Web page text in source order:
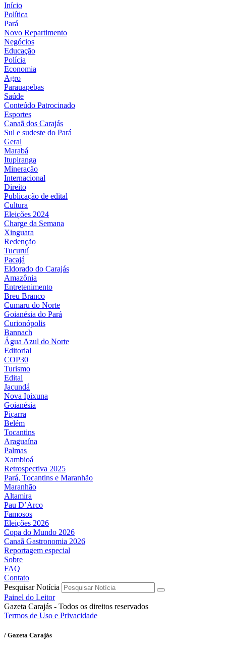
Início
Política
Pará
Novo Repartimento
Negócios
Educação
Polícia
Economia
Agro
Parauapebas
Saúde
Conteúdo Patrocinado
Esportes
Canaã dos Carajás
Sul e sudeste do Pará
Geral
Marabá
Itupiranga
Mineração
Internacional
Direito
Publicação de edital
Cultura
Eleições 2024
Charge da Semana
Xinguara
Redenção
Tucuruí
Pacajá
Eldorado do Carajás
Amazônia
Entretenimento
Breu Branco
Cumaru do Norte
Goianésia do Pará
Curionópolis
Bannach
Água Azul do Norte
Editorial
COP30
Turismo
Edital
Jacundá
Nova Ipixuna
Goianésia
Piçarra
Belém
Tocantins
Araguaína
Palmas
Xambioá
Retrospectiva 2025
Pará, Tocantins e Maranhão
Maranhão
Altamira
Pau D’Arco
Famosos
Eleições 2026
Copa do Mundo 2026
Canaã Gastronomia 2026
Reportagem especial
Sobre
FAQ
Contato
Pesquisar Notícia
Painel do Leitor
Gazeta Carajás - Todos os direitos reservados
Termos de Uso e Privacidade
/ Gazeta Carajás